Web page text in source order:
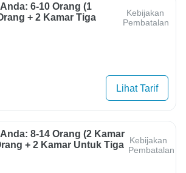
6-10 Orang (1
+ 2 Kamar Tiga
Kebijakan
Pembatalan
Lihat Tarif
8-14 Orang (2 Kamar
+ 2 Kamar Untuk Tiga
Kebijakan
Pembatalan